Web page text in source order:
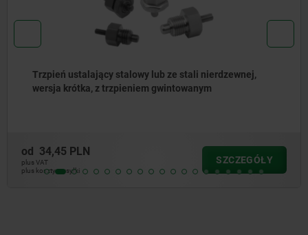
Trzpienie ustalające ze stali lub stali nierdzewnej bez
kołnierza z pierścieniem ciągnącym ze stali
od25,35 PLN
plus VAT
plus koszty wysyłki
SZCZEGÓŁY